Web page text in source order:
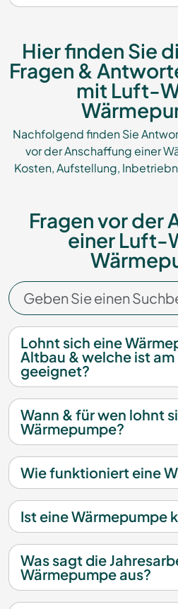
Hier finden Sie
Fragen &
mit Luft-
Nachfolgend finden Sie
vor der Anschaffung einer
Kosten, Aufstellung,
Fragen vor der
einer Luft-
Lohnt sich eine
Altbau & welche ist
geeignet?
Wann & für wen lohnt
Wärmepumpe?
Wie funktioniert eine
Ist eine Wärmepumpe
Was sagt die
Wärmepumpe aus?